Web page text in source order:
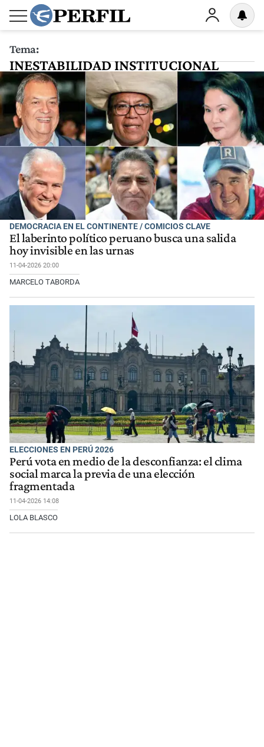
Tema:
INESTABILIDAD INSTITUCIONAL
DEMOCRACIA EN EL CONTINENTE / COMICIOS CLAVE
El laberinto político peruano busca una salida
hoy invisible en las urnas
11-04-2026 20:00
MARCELO TABORDA
ELECCIONES EN PERÚ 2026
Perú vota en medio de la desconfianza: el clima
social marca la previa de una elección
fragmentada
11-04-2026 14:08
LOLA BLASCO